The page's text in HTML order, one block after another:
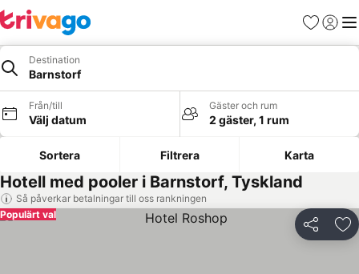
Favoriter
Logga
Destination
Barnstorf
Från/till
Välj datum
Gäster och rum
2 gäster, 1 rum
Sortera Filtrera Karta
Hotell med pooler i Barnstorf, Tyskland
Så påverkar betalningar till oss rankningen
Dela
Populärt val